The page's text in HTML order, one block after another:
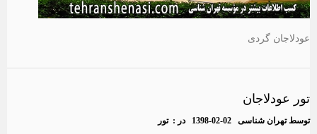
عودلاجان گردی
تور عودلاجان
توسطتهران شناسی 1398-02-02 در :تور